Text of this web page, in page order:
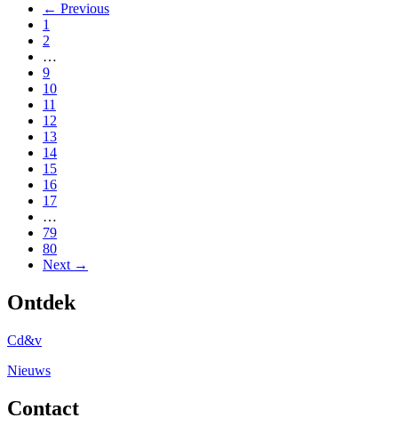
← Previous
1
2
…
9
10
11
12
13
14
15
16
17
…
79
80
Next →
Ontdek
Cd&v
Nieuws
Contact